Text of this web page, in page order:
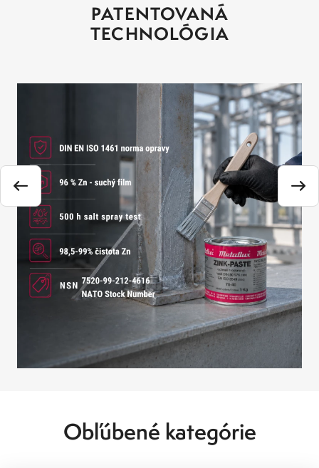
PATENTOVANÁ
TECHNOLÓGIA
Obľúbené kategórie